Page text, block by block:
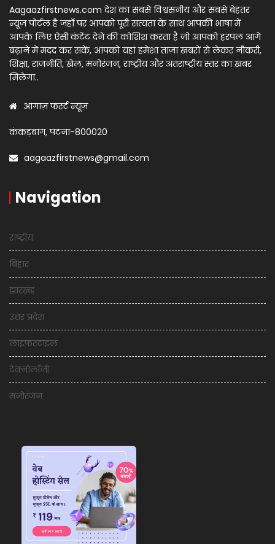
Aagaazfirstnews.com देश का सबसे विश्वसनीय और सबसे बेहतर
न्यूज़ पोर्टल है जहाँ पर आपको पूरी सत्यता के साथ आपकी भाषा में
आपके लिए ऐसी कंटेंट देने की कोशिश करता है जो आपको हरपल आगे
बढ़ाने में मदद कर सकें, आपको यहां हमेशा ताज़ा खबरों से लेकर नौकरी,
शिक्षा, राजनीति, खेल, मनोरंजन, राष्ट्रीय और अंतराष्ट्रीय स्तर का खबर
मिलेगा..
आगाज़ फर्स्ट न्यूज़
कंकड़बाग, पटना-800020
aagaazfirstnews@gmail.com
Navigation
राष्ट्रीय
बिहार
झारखंड
उत्तर प्रदेश
लाइफस्टाइल
टेक्नोलॉजी
मनोरंजन